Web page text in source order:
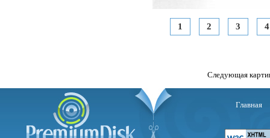
1 2 3 4
Следующая
Главная